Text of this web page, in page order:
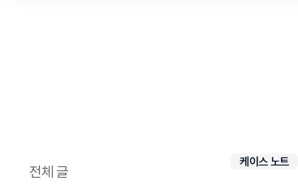
전체 글
케이스 노트